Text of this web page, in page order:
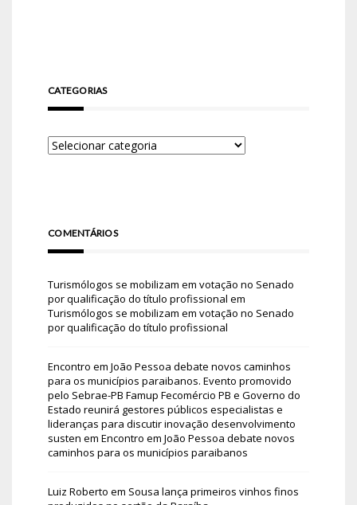
CATEGORIAS
COMENTÁRIOS
Turismólogos se mobilizam em votação no Senado
por qualificação do título profissional em
Turismólogos se mobilizam em votação no Senado
por qualificação do título profissional
Encontro em João Pessoa debate novos caminhos
para os municípios paraibanos. Evento promovido
pelo Sebrae-PB Famup Fecomércio PB e Governo do
Estado reunirá gestores públicos especialistas e
lideranças para discutir inovação desenvolvimento
susten em Encontro em João Pessoa debate novos
caminhos para os municípios paraibanos
Luiz Roberto em Sousa lança primeiros vinhos finos